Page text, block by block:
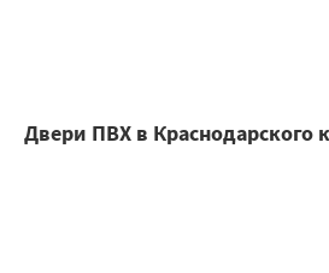
Двери ПВХ в Краснодарского